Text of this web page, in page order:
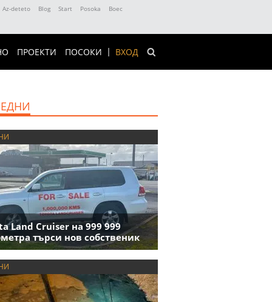
Az-deteto Blog Start Posoka
Boec
ВХОД
ПРОЕКТИ ПОСОКИ
Land Cruiser на 999 999
търси нов собственик